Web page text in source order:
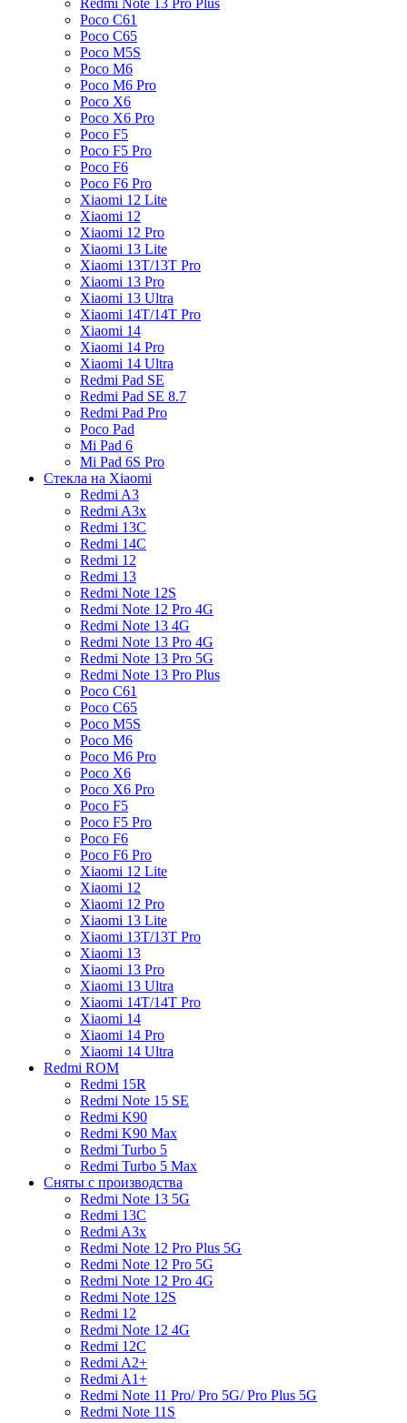
Redmi Note 13 Pro Plus
Poco C61
Poco C65
Poco M5S
Poco M6
Poco M6 Pro
Poco X6
Poco X6 Pro
Poco F5
Poco F5 Pro
Poco F6
Poco F6 Pro
Xiaomi 12 Lite
Xiaomi 12
Xiaomi 12 Pro
Xiaomi 13 Lite
Xiaomi 13T/13T Pro
Xiaomi 13 Pro
Xiaomi 13 Ultra
Xiaomi 14T/14T Pro
Xiaomi 14
Xiaomi 14 Pro
Xiaomi 14 Ultra
Redmi Pad SE
Redmi Pad SE 8.7
Redmi Pad Pro
Poco Pad
Mi Pad 6
Mi Pad 6S Pro
Стекла на Xiaomi
Redmi A3
Redmi A3x
Redmi 13C
Redmi 14C
Redmi 12
Redmi 13
Redmi Note 12S
Redmi Note 12 Pro 4G
Redmi Note 13 4G
Redmi Note 13 Pro 4G
Redmi Note 13 Pro 5G
Redmi Note 13 Pro Plus
Poco C61
Poco C65
Poco M5S
Poco M6
Poco M6 Pro
Poco X6
Poco X6 Pro
Poco F5
Poco F5 Pro
Poco F6
Poco F6 Pro
Xiaomi 12 Lite
Xiaomi 12
Xiaomi 12 Pro
Xiaomi 13 Lite
Xiaomi 13T/13T Pro
Xiaomi 13
Xiaomi 13 Pro
Xiaomi 13 Ultra
Xiaomi 14T/14T Pro
Xiaomi 14
Xiaomi 14 Pro
Xiaomi 14 Ultra
Redmi ROM
Redmi 15R
Redmi Note 15 SE
Redmi K90
Redmi K90 Max
Redmi Turbo 5
Redmi Turbo 5 Max
Сняты с производства
Redmi Note 13 5G
Redmi 13C
Redmi A3x
Redmi Note 12 Pro Plus 5G
Redmi Note 12 Pro 5G
Redmi Note 12 Pro 4G
Redmi Note 12S
Redmi 12
Redmi Note 12 4G
Redmi 12C
Redmi A2+
Redmi A1+
Redmi Note 11 Pro/ Pro 5G/ Pro Plus 5G
Redmi Note 11S